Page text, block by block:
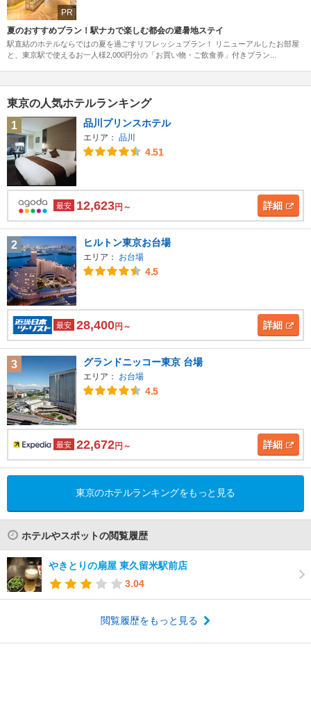
PR
夏のおすすめプラン！駅ナカで楽しむ都会の避暑地ステイ
駅直結のホテルならではの夏を過ごすリフレッシュプラン！ リニューアルしたお部屋
と、東京駅で使えるお一人様2,000円分の「お買い物・ご飲食券」付きプラン...
東京の人気ホテルランキング
1
品川プリンスホテル
エリア： 品川
4.51
最安 12,623円～ 詳細
2 ヒルトン東京お台場
エリア： お台場
4.5
最安 28,400円～ 詳細
3 グランドニッコー東京 台場
エリア： お台場
4.5
最安 22,672円～ 詳細
東京のホテルランキングをもっと見る
ホテルやスポットの閲覧履歴
やきとりの扇屋 東久留米駅前店
3.04
閲覧履歴をもっと見る